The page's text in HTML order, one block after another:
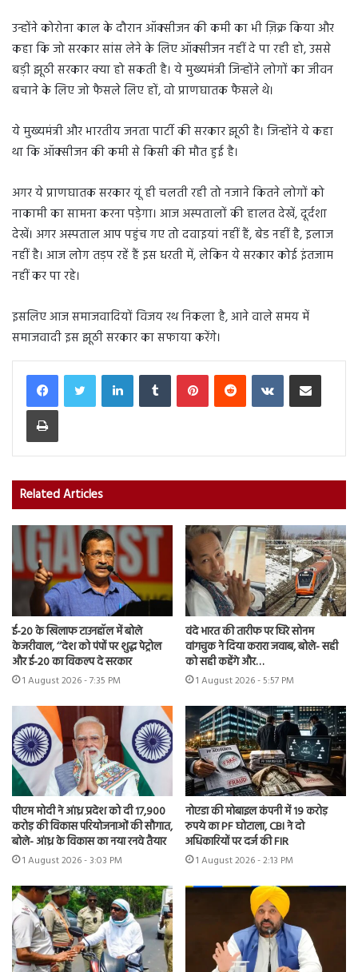
उन्होंने कोरोना काल के दौरान ऑक्सीजन की कमी का भी ज़िक्र किया और
कहा कि जो सरकार सांस लेने के लिए ऑक्सीजन नहीं दे पा रही हो, उससे
बड़ी झूठी सरकार क्या हो सकती है। ये मुख्यमंत्री जिन्होंने लोगों का जीवन
बचाने के लिए जो फैसले लिए हों, वो प्राणघातक फैसले थे।
ये मुख्यमंत्री और भारतीय जनता पार्टी की सरकार झूठी है। जिन्होंने ये कहा
था कि ऑक्सीजन की कमी से किसी की मौत हुई है।
अगर ये प्राणघातक सरकार यूं ही चलती रही तो नजाने कितने लोगों को
नाकामी का सामना करना पड़ेगा। आज अस्पतालों की हालत देखें, दूर्दशा
देखें। अगर अस्पताल आप पहुंच गए तो दवाइयां नहीं हैं, बेड नहीं है, इलाज
नहीं है। आज लोग तड़प रहें हैं इस धरती में, लेकिन ये सरकार कोई इंतजाम
नहीं कर पा रहे।
इसलिए आज समाजवादियों विजय रथ निकला है, आने वाले समय में
समाजवादी इस झूठी सरकार का सफाया करेंगे।
LinkedInTumblr PinterestReddit VKontakteShare via Email
Print
Related Articles
ई-20 के खिलाफ टाउनहॉल में बोले
केजरीवाल, ‘‘देश को पंपों पर शुद्ध पेट्रोल
और ई-20 का विकल्प दे सरकार
1 August 2026 - 7:35 PM
वंदे भारत की तारीफ पर घिरे सोनम
वांगचुक ने दिया करारा जवाब, बोले- सही
को सही कहेंगे और…
1 August 2026 - 5:57 PM
पीएम मोदी ने आंध्र प्रदेश को दी 17,900
करोड़ की विकास परियोजनाओं की सौगात,
बोले- आंध्र के विकास का नया रनवे तैयार
1 August 2026 - 3:03 PM
नोएडा की मोबाइल कंपनी में 19 करोड़
रुपये का PF घोटाला, CBI ने दो
अधिकारियों पर दर्ज की FIR
1 August 2026 - 2:13 PM